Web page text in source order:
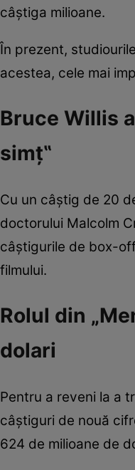
câștiga milioane.
În prezent,
acestea, cele mai
Bruce Willis
simţ‟
Cu un câştig de 20
doctorului Malcolm
câștigurile de box-
filmului.
Rolul din
dolari
Pentru a reveni la a
câștiguri de nouă
624 de milioane de